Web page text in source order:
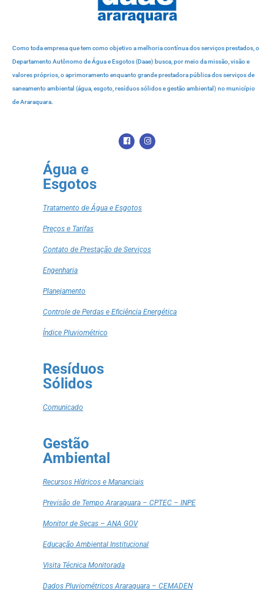
Como toda empresa que tem como objetivo a melhoria contínua dos serviços prestados, o
Departamento Autônomo de Água e Esgotos (Daae) busca, por meio da missão, visão e
valores próprios, o aprimoramento enquanto grande prestadora pública dos serviços de
saneamento ambiental (água, esgoto, resíduos sólidos e gestão ambiental) no município
de Araraquara.
Água e
Esgotos
Tratamento de Água e Esgotos
Preços e Tarifas
Contato de Prestação de Serviços
Engenharia
Planejamento
Controle de Perdas e Eficiência Energética
Índice Pluviométrico
Resíduos
Sólidos
Comunicado
Gestão
Ambiental
Recursos Hídricos e Mananciais
Previsão de Tempo Araraquara – CPTEC – INPE
Monitor de Secas – ANA GOV
Educação Ambiental Institucional
Visita Técnica Monitorada
Dados Pluviométricos Araraquara – CEMADEN